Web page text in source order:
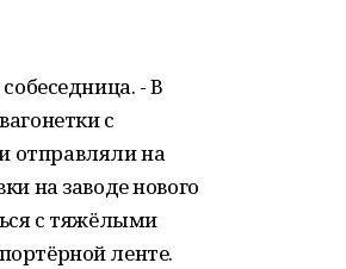
- В
с
отправляли на
на заводе нового
с тяжёлыми
ленте.